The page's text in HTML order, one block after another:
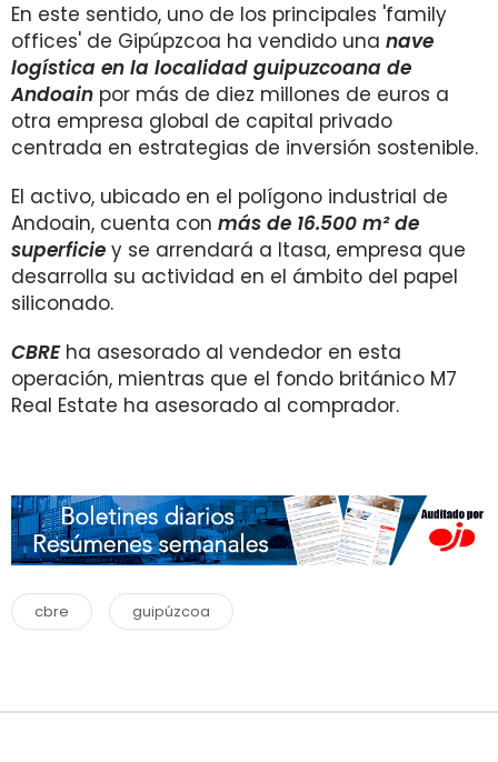
En este sentido, uno de los principales 'family
offices' de Gipúpzcoa ha vendido una nave
logística en la localidad guipuzcoana de
Andoain por más de diez millones de euros a
otra empresa global de capital privado
centrada en estrategias de inversión sostenible.
El activo, ubicado en el polígono industrial de
Andoain, cuenta con más de 16.500 m² de
superficie y se arrendará a Itasa, empresa que
desarrolla su actividad en el ámbito del papel
siliconado.
CBREha asesorado al vendedor en esta
operación, mientras que el fondo británico M7
Real Estate ha asesorado al comprador.
cbre guipúzcoa